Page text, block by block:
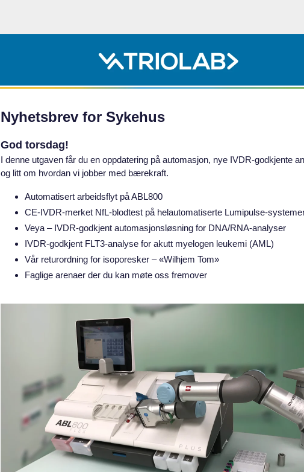
Nyhetsbrev for Sykehus
God torsdag!
I denne utgaven får du en oppdatering på automasjon, nye IVDR‑godkjente
og litt om hvordan vi jobber med bærekraft.
Automatisert arbeidsflyt på ABL800
CE‑IVDR‑merket NfL‑blodtest på helautomatiserte
Veya – IVDR‑godkjent automasjonsløsning for DNA/RNA‑analyser
IVDR‑godkjent FLT3‑analyse for akutt myelogen leukemi (AML)
Vår returordning for isoporesker – «Wilhjem Tom»
Faglige arenaer der du kan møte oss fremover